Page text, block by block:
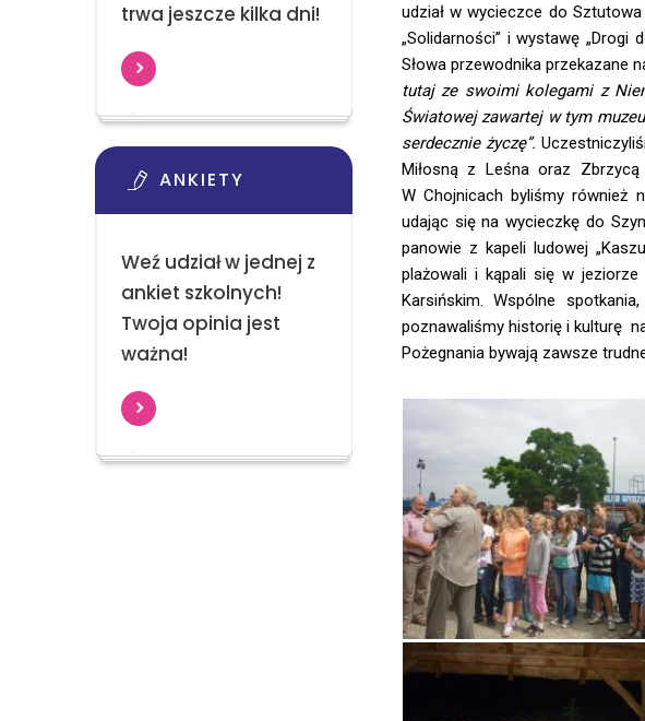
udział w wycieczce do
„Solidarności” i wystawę
Słowa przewodnika przekazane
tutaj ze swoimi kolegami z
Światowej zawartej w tym
serdecznie życzę”.
Miłosną z Leśna oraz
W Chojnicach byliśmy również
udając się na wycieczkę do
panowie z kapeli ludowej
plażowali i kąpali się w jeziorze
Karsińskim. Wspólne
poznawaliśmy historię i kulturę
Pożegnania bywają zawsze
trwa jeszcze kilka dni!
ANKIETY
Weź udział w jednej z
ankiet szkolnych!
Twoja opinia jest
ważna!